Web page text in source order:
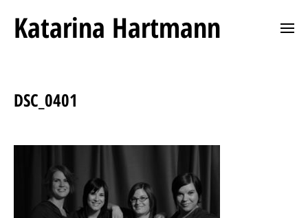
Katarina Hartmann
DSC_0401